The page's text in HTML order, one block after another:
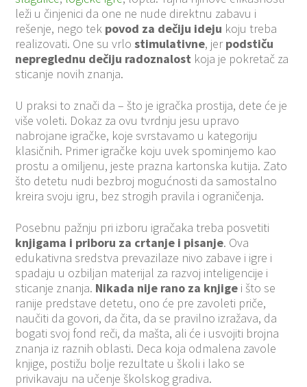
leži u činjenici da one ne nude direktnu zabavu i
rešenje, nego tek povod za dečiju ideju koju treba
realizovati. One su vrlostimulativne, jerpodstiču
nepreglednu dečiju radoznalost koja je pokretač za
sticanje novih znanja.
U praksi to znači da – što je igračka prostija, dete će je
više voleti. Dokaz za ovu tvrdnju jesu upravo
nabrojane igračke, koje svrstavamo u kategoriju
klasičnih. Primer igračke koju uvek spominjemo kao
prostu a omiljenu, jeste prazna kartonska kutija. Zato
što detetu nudi bezbroj mogućnosti da samostalno
kreira svoju igru, bez strogih pravila i ograničenja.
Posebnu pažnju pri izboru igračaka treba posvetiti
knjigama i priboru za crtanje i pisanje. Ova
edukativna sredstva prevazilaze nivo zabave i igre i
spadaju u ozbiljan materijal za razvoj inteligencije i
sticanje znanja. Nikada nije rano za knjige i što se
ranije predstave detetu, ono će pre zavoleti priče,
naučiti da govori, da čita, da se pravilno izražava, da
bogati svoj fond reči, da mašta, ali će i usvojiti brojna
znanja iz raznih oblasti. Deca koja odmalena zavole
knjige, postižu bolje rezultate u školi i lako se
privikavaju na učenje školskog gradiva.